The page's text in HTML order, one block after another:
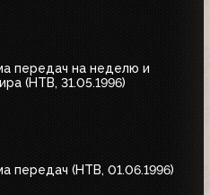
передач на неделю и
(НТВ, 31.05.1996)
передач (НТВ, 01.06.1996)